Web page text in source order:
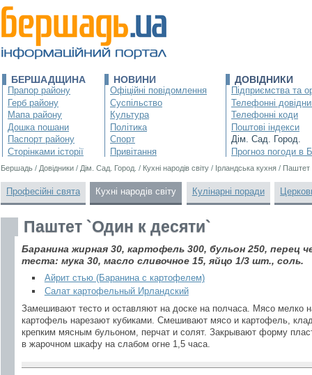
БЕРШАДЩИНА
Прапор району
Герб району
Мапа району
Дошка пошани
Паспорт району
Сторінками історії
НОВИНИ
Офіційні повідомлення
Суспільство
Культура
Політика
Спорт
Привітання
ДОВІДНИКИ
Підприємства та
Телефонні
Телефонні коди
Поштові індекси
Дім. Сад. Город.
Прогноз погоди в
Бершадь / Довідники / Дім. Сад. Город. / Кухні народів світу / Ірландська кухня / Паштет
Професійні свята Кухні народів світу Кулінарні поради
Паштет `Один к десяти`
Баранина жирная 30, картофель 300, бульон 250, перец
теста: мука 30, масло сливочное 15, яйцо 1/3 шт., соль.
Айрит стью (Баранина с картофелем)
Салат картофельный Ирландский
Замешивают тесто и оставляют на доске на полчаса. Мясо мелко
картофель нарезают кубиками. Смешивают мясо и картофель,
крепким мясным бульоном, перчат и солят. Закрывают форму
в жарочном шкафу на слабом огне 1,5 часа.